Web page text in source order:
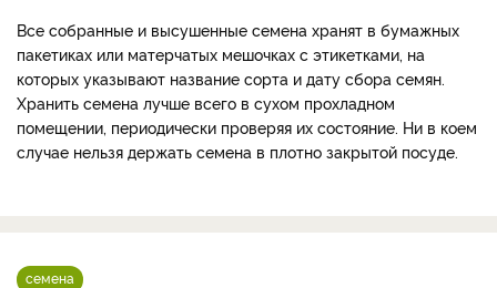
Все собранные и высушенные семена хранят в бумажных
пакетиках или матерчатых мешочках с этикетками, на
которых указывают название сорта и дату сбора семян.
Хранить семена лучше всего в сухом прохладном
помещении, периодически проверяя их состояние. Ни в коем
случае нельзя держать семена в плотно закрытой посуде.
семена